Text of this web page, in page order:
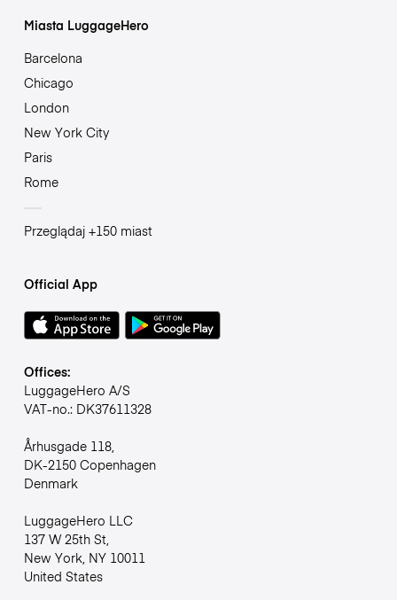
Miasta LuggageHero
Barcelona
Chicago
London
New York City
Paris
Rome
Przeglądaj +150 miast
Official App
Offices:
LuggageHero A/S
VAT-no.: DK37611328
Århusgade 118,
DK-2150 Copenhagen
Denmark
LuggageHero LLC
137 W 25th St,
New York, NY 10011
United States